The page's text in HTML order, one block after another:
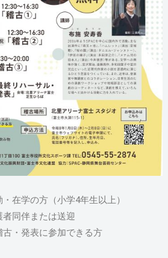
在学の方（小学4年生以上）
伴または送迎
発表に参加できる方